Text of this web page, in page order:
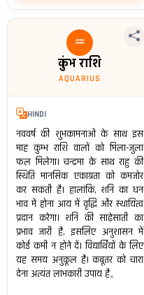
♒
कुंभ राशि
AQUARIUS
HINDI
नववर्ष की शुभकामनाओं के साथ इस
माह कुम्भ राशि वालों को मिला-जुला
फल मिलेगा। चन्द्रमा के साथ राहु की
स्थिति मानसिक एकाग्रता को कमजोर
कर सकती है। हालांकि, शनि का धन
भाव में होना आय में वृद्धि और स्थायित्व
प्रदान करेगा। शनि की साढ़ेसाती का
प्रभाव जारी है, इसलिए अनुशासन में
कोई कमी न होने दें। विद्यार्थियों के लिए
यह समय अनुकूल है। कबूतर को चारा
देना अत्यंत लाभकारी उपाय है。